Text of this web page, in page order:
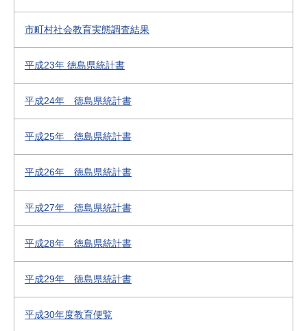
市町村社会教育実態調査結果
平成23年 徳島県統計書
平成24年 徳島県統計書
平成25年 徳島県統計書
平成26年 徳島県統計書
平成27年 徳島県統計書
平成28年 徳島県統計書
平成29年 徳島県統計書
平成30年度教育便覧